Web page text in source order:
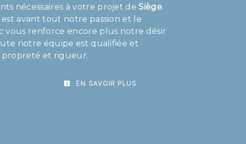
nécessaires à votre projet deSiège.
avant tout notre passion et le
vous renforce encore plus notre désir
notre équipe est qualifiée et
propreté et rigueur.
EN SAVOIR PLUS